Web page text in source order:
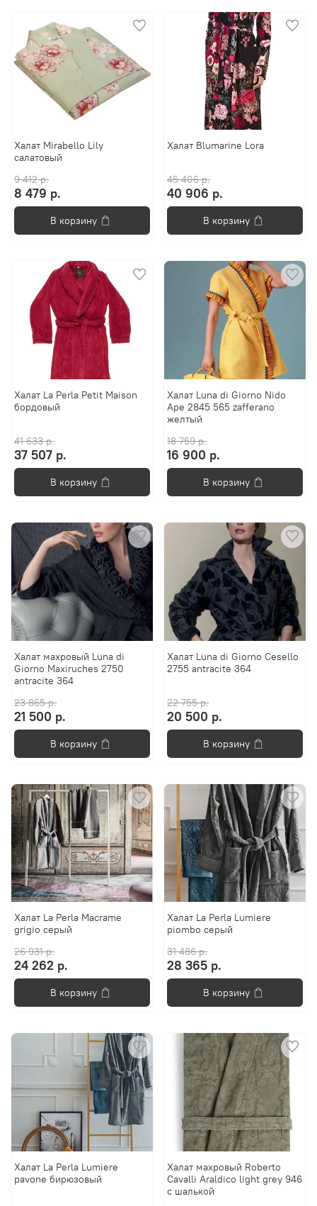
Халат Mirabello Lily
салатовый
9 412 р.
8 479 р.
В корзину
Халат Blumarine Lora
45 406 р.
40 906 р.
В корзину
Халат La Perla Petit Maison
бордовый
41 633 р.
37 507 р.
В корзину
Халат Luna di Giorno Nido
Ape 2845 565 zafferano
желтый
18 759 р.
16 900 р.
В корзину
Халат махровый Luna di
Giorno Maxiruches 2750
antracite 364
23 865 р.
21 500 р.
В корзину
Халат Luna di Giorno Cesello
2755 antracite 364
22 755 р.
20 500 р.
В корзину
Халат La Perla Macrame
grigio серый
26 931 р.
24 262 р.
В корзину
Халат La Perla Lumiere
piombo серый
31 486 р.
28 365 р.
В корзину
Халат La Perla Lumiere
pavone бирюзовый
Халат махровый Roberto
Cavalli Araldico light grey 946
с шалькой